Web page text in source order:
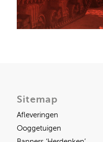
Sitemap
Afleveringen
Ooggetuigen